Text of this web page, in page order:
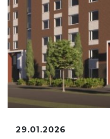
29.01.2026